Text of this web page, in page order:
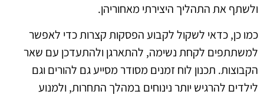
ולשתף את התהליך היצירתי מאחוריהן.
כמו כן, כדאי לשקול לקבוע הפסקות קצרות כדי לאפשר
למשתתפים לקחת נשימה, להתארגן ולהתעדכן עם שאר
הקבוצות. תכנון לוח זמנים מסודר מסייע גם להורים וגם
לילדים להרגיש יותר נינוחים במהלך התחרות, ולמנוע